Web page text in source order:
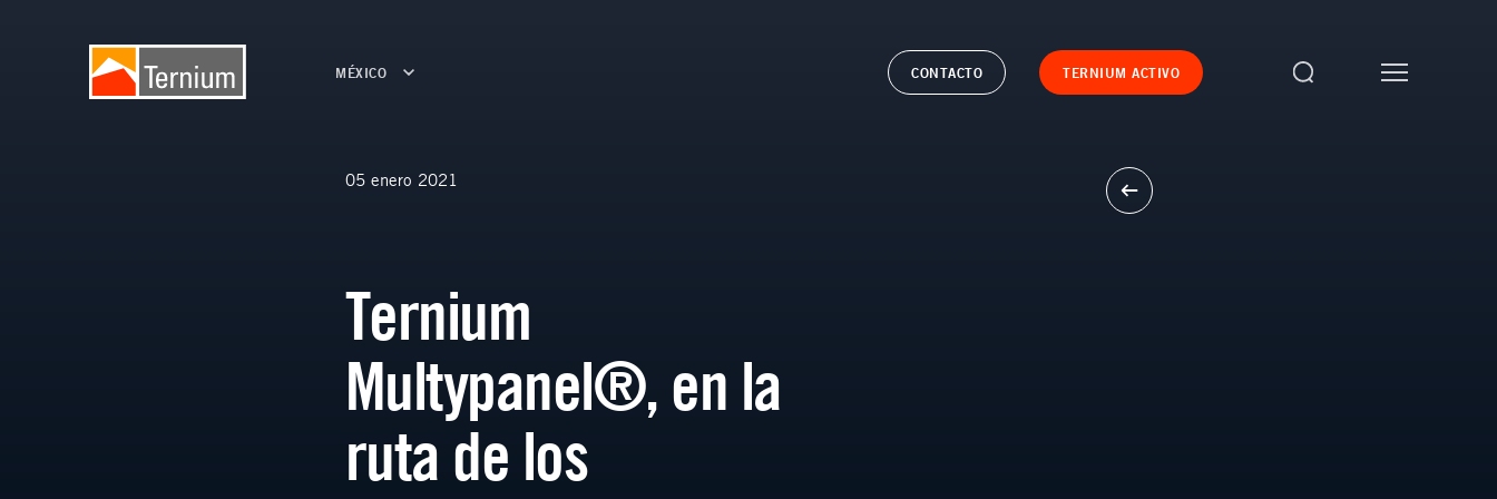
MÉXICO CONTACTO TERNIUM ACTIVO
05 enero 2021
Ternium
Multypanel®, en la
ruta de los